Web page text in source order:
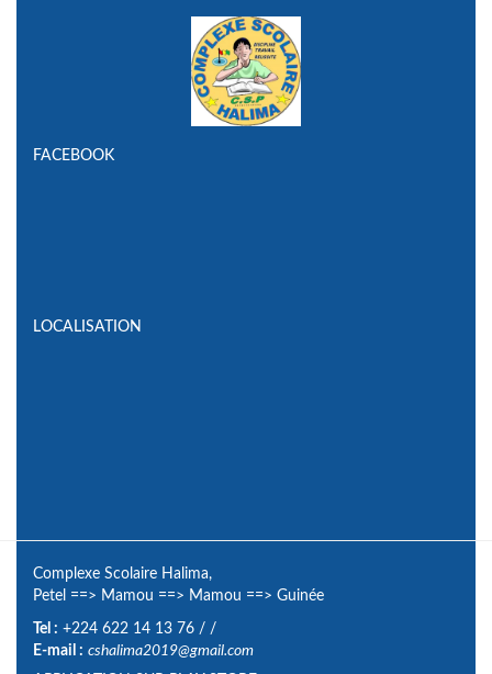
FACEBOOK
LOCALISATION
Complexe Scolaire Halima,
Petel ==> Mamou ==> Mamou ==> Guinée
Tel : +224 622 14 13 76 / /
E-mail : cshalima2019@gmail.com